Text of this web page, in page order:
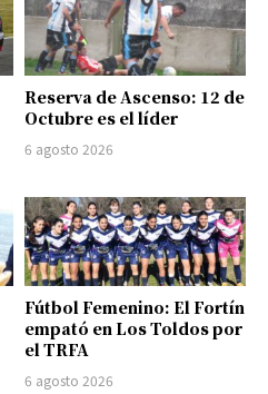
Reserva de Ascenso: 12 de
Octubre es el líder
6 agosto 2026
Fútbol Femenino: El Fortín
empató en Los Toldos por
el TRFA
6 agosto 2026